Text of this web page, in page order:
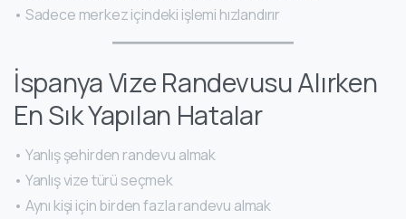
• Sadece merkez içindeki işlemi hızlandırır
İspanya Vize Randevusu Alırken
En Sık Yapılan Hatalar
• Yanlış şehirden randevu almak
• Yanlış vize türü seçmek
• Aynı kişi için birden fazla randevu almak